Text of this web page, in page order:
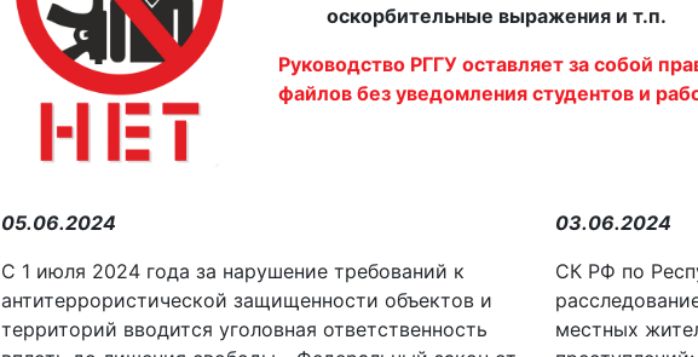
оскорбительные выражения и т.п.
Руководство РГГУ оставляет за собой
файлов без уведомления студентов и
05.06.2024
С 1 июля 2024 года за нарушение требований к
антитеррористической защищенности объектов и
территорий вводится уголовная ответственность
03.06.2024
СК РФ по
местных